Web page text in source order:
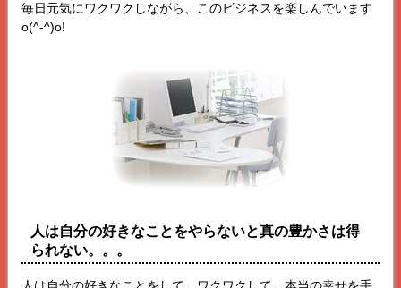
毎日元気にワクワクしながら、このビジネスを楽しんでいます
o(^-^)o!
人は自分の好きなことをやらないと真の豊かさは得
られない。。。